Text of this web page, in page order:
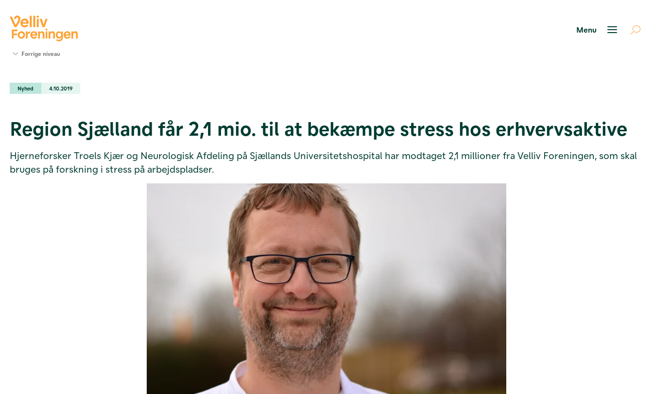
Værktøjer
Foreningen
Kontakt
Forrige niveau
Nyhed 4.10.2019
Region Sjælland får 2,1 mio. til at bekæmpe stress hos erhvervsaktive
Hjerneforsker Troels Kjær og Neurologisk Afdeling på Sjællands Universitetshospital har modtaget 2,1 millioner fra Velliv Foreningen, som skal
bruges på forskning i stress på arbejdspladser.